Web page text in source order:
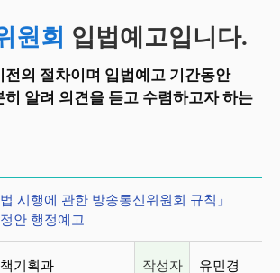
원회 입법예고입니다.
전의 절차이며 입법예고 기간동안
히 알려 의견을 듣고 수렴하고자 하는
법 시행에 관한 방송통신위원회 규칙」
안 행정예고
기획과 작성자 유민경